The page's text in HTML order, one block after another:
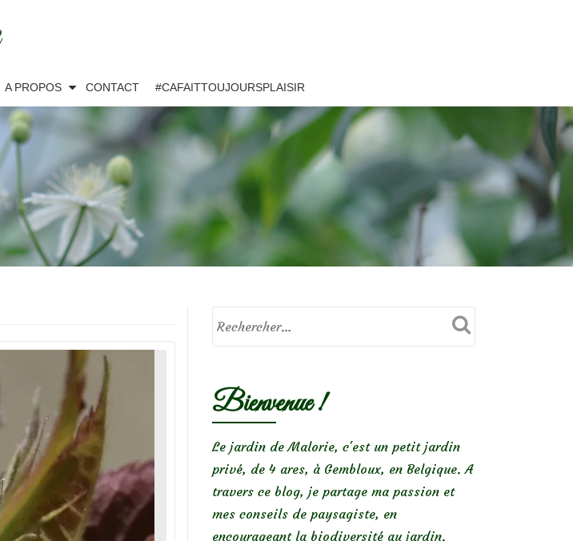
A PROPOS CONTACT #CAFAITTOUJOURSPLAISIR
Bienvenue !
Le jardin de Malorie, c'est un petit jardin
privé, de 4 ares, à Gembloux, en Belgique. A
travers ce blog, je partage ma passion et
mes conseils de paysagiste, en
encourageant la biodiversité au jardin.